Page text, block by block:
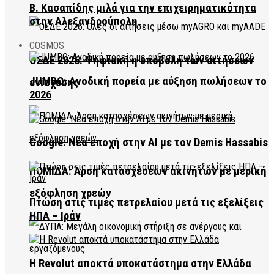
ΟΣΔΕ 2026: Ψηφιακή η υποβολή των αιτήσεων
ενίσχυσης
ΠΟΜΙΔΑ: Άρση κατασχέσεων ακινήτων με μερική
εξόφληση χρεών
Β. Κασαπίδης μιλά για την επιχειρηματικότητα
στην Αλεξανδρούπολη
COSMOS
JUMBO: Ανοδική πορεία με αύξηση πωλήσεων το
2026
Google: Νέα εποχή στην AI με τον Demis Hassabis
Πτώση στις τιμές πετρελαίου μετά τις εξελίξεις
ΗΠΑ – Ιράν
Η Revolut αποκτά υποκατάστημα στην Ελλάδα